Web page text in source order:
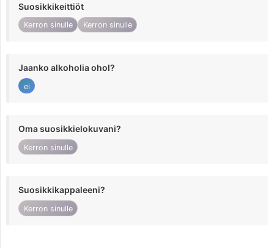
Suosikkikeittiöt
Kerron sinulle Kerron sinulle
Jaanko alkoholia ohol?
ei
Oma suosikkielokuvani?
Kerron sinulle
Suosikkikappaleeni?
Kerron sinulle